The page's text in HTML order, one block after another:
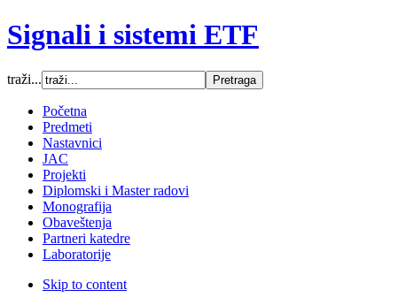
Signali i sistemi ETF
traži...
Početna
Predmeti
Nastavnici
JAC
Projekti
Diplomski i Master radovi
Monografija
Obaveštenja
Partneri katedre
Laboratorije
Skip to content
Increase font size
Decrease font size
Default font size
SCREEN
Wide (default)
Fluid